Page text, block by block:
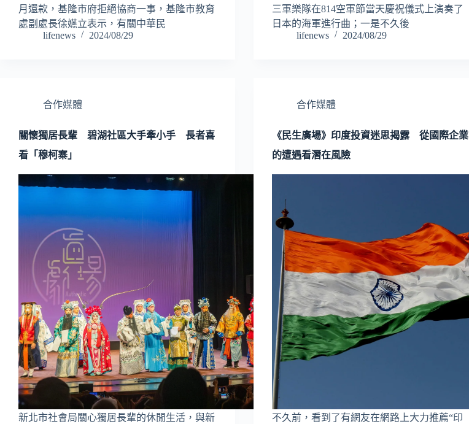
月還款，基隆市府拒絕協商一事，基隆市教育
處副處長徐嬿立表示，有關中華民
lifenews
2024/08/29
三軍樂隊在814空軍節當天慶祝儀式上演奏了
日本的海軍進行曲；一是不久後
lifenews
2024/08/29
合作媒體
關懷獨居長輩 碧湖社區大手牽小手 長者喜
看「穆柯寨」
新北市社會局關心獨居長輩的休閒生活，與新
合作媒體
《民生廣場》印度投資迷思揭露 從國際企業
的遭遇看潛在風險
不久前，看到了有網友在網路上大力推薦“印